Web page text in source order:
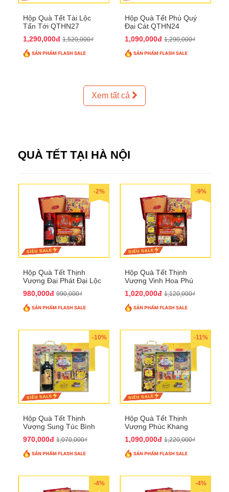
Hộp Quà Tết Tài Lộc
Tấn Tới QTHN27
1,290,000đ 1,520,000₫
Hộp Quà Tết Phú Quý
Đại Cát QTHN24
1,090,000đ 1,290,000₫
Xem tất cả
QUÀ TẾT TẠI HÀ NỘI
-2%
Hộp Quà Tết Thịnh
Vượng Đại Phát Đại Lộc
980,000đ 990,000₫
-9%
Hộp Quà Tết Thịnh
Vượng Vinh Hoa Phú
1,020,000đ 1,120,000₫
-10%
Hộp Quà Tết Thịnh
Vượng Sung Túc Bình
970,000đ 1,070,000₫
-11%
Hộp Quà Tết Thịnh
Vượng Phúc Khang
1,090,000đ 1,220,000₫
-4% -4%